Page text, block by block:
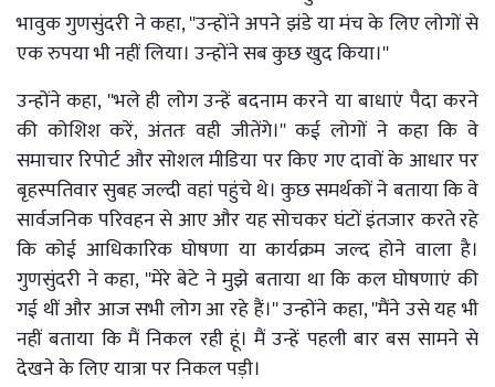
भावुक गुणसुंदरी ने कहा, ''उन्होंने अपने झंडे या मंच के लिए लोगों से
एक रुपया भी नहीं लिया। उन्होंने सब कुछ खुद किया।''
उन्होंने कहा, ''भले ही लोग उन्हें बदनाम करने या बाधाएं पैदा करने
की कोशिश करें, अंततः वही जीतेंगे।'' कई लोगों ने कहा कि वे
समाचार रिपोर्ट और सोशल मीडिया पर किए गए दावों के आधार पर
बृहस्पतिवार सुबह जल्दी वहां पहुंचे थे। कुछ समर्थकों ने बताया कि वे
सार्वजनिक परिवहन से आए और यह सोचकर घंटों इंतजार करते रहे
कि कोई आधिकारिक घोषणा या कार्यक्रम जल्द होने वाला है।
गुणसुंदरी ने कहा, ''मेरे बेटे ने मुझे बताया था कि कल घोषणाएं की
गई थीं और आज सभी लोग आ रहे हैं।'' उन्होंने कहा, ''मैंने उसे यह भी
नहीं बताया कि मैं निकल रही हूं। मैं उन्हें पहली बार बस सामने से
देखने के लिए यात्रा पर निकल पड़ी।